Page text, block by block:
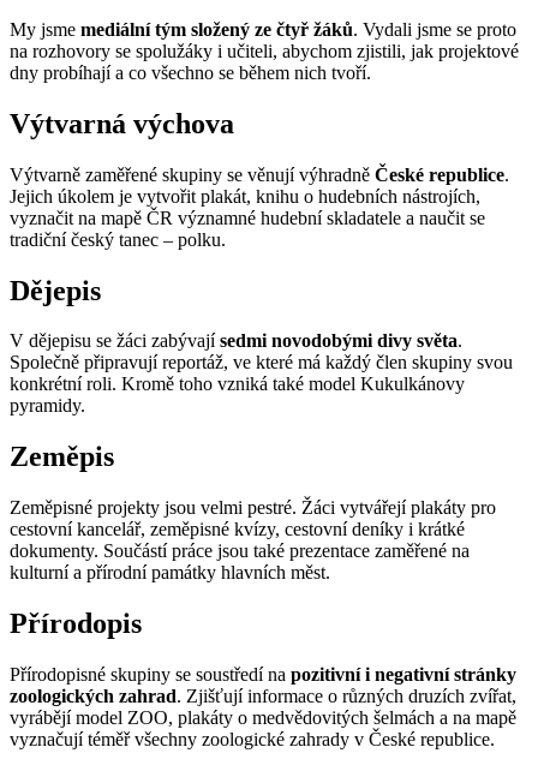
My jsme mediální tým složený ze čtyř žáků. Vydali jsme se proto
na rozhovory se spolužáky i učiteli, abychom zjistili, jak projektové
dny probíhají a co všechno se během nich tvoří.
Výtvarná výchova
Výtvarně zaměřené skupiny se věnují výhradně České republice.
Jejich úkolem je vytvořit plakát, knihu o hudebních nástrojích,
vyznačit na mapě ČR významné hudební skladatele a naučit se
tradiční český tanec – polku.
Dějepis
V dějepisu se žáci zabývajísedmi novodobými divy světa.
Společně připravují reportáž, ve které má každý člen skupiny svou
konkrétní roli. Kromě toho vzniká také model Kukulkánovy
pyramidy.
Zeměpis
Zeměpisné projekty jsou velmi pestré. Žáci vytvářejí plakáty pro
cestovní kancelář, zeměpisné kvízy, cestovní deníky i krátké
dokumenty. Součástí práce jsou také prezentace zaměřené na
kulturní a přírodní památky hlavních měst.
Přírodopis
Přírodopisné skupiny se soustředí na pozitivní i negativní stránky
zoologických zahrad. Zjišťují informace o různých druzích zvířat,
vyrábějí model ZOO, plakáty o medvědovitých šelmách a na mapě
vyznačují téměř všechny zoologické zahrady v České republice.